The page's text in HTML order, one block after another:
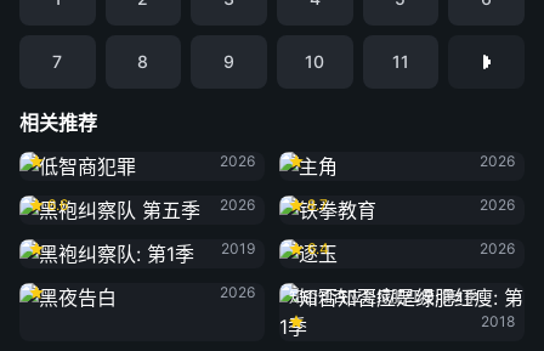
7 8 9 10 11
相关推荐
低智商犯罪
2026
2026
黑袍纠察队 第五季
6.6
2026
铁拳教育
8.7
2026
黑袍纠察队: 第1季
2019
逐玉
6.4
2026
黑夜告白
2026
知否知否应是绿肥红瘦: 第1季
2018
良陈美锦